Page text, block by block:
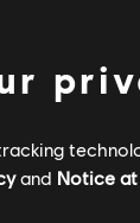
sesión aquí
and Notice